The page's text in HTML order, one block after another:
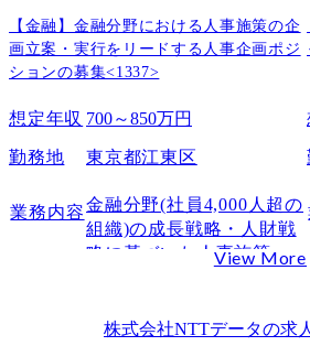
NTTデータで実現したいキャリアを
配属先やプロジェクトに関する逆
NTTデータのカジュアル面談の雰囲気
雰囲気は比較的穏やかだが面接に近
所要時間は30分〜1時間程度を想定
NTTデータのカジュアル面談後の流れ
面談後に本選考へ進む
必要に応じてフォロー面談が実施さ
NTTデータのカジュアル面談を本選
【金融】金融分野における人事施策の企
画立案・実行をリードする人事企画ポジ
ションの募集<1337>
想定年収 700～850万円
勤務地 東京都江東区
業務内容金融分野(社員4,000人超の
組織)の成長戦略・人財戦
略に基づいた人事施策の
全社の人事本部や、社内
View More
株式会社NTTデータの求